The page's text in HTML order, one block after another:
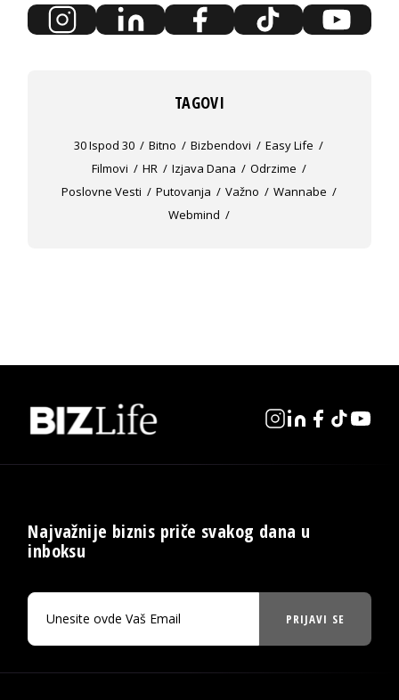
TAGOVI
30 Ispod 30 Bitno Bizbendovi
Easy Life
Filmovi
HR Izjava Dana
Odrzime
Poslovne Vesti
Putovanja Važno
Wannabe
Webmind
Najvažnije biznis priče svakog dana u
inboksu
PRIJAVI SE